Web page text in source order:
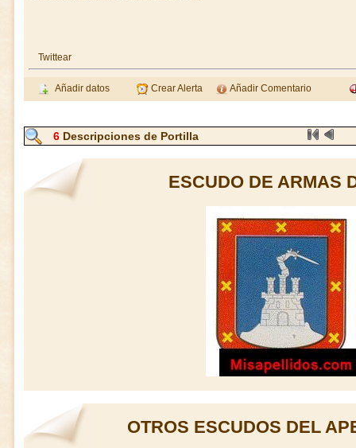
Twittear
Añadir datos Crear Alerta Añadir Comentario
6Descripciones de Portilla
ESCUDO DE ARMAS
OTROS ESCUDOS DEL